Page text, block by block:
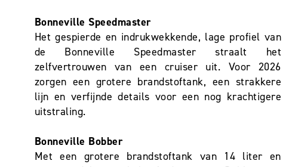
Bonneville Speedmaster
Het gespierde en indrukwekkende, lage profiel van
de Bonneville Speedmaster straalt het
zelfvertrouwen van een cruiser uit. Voor 2026
zorgen een grotere brandstoftank, een strakkere
lijn en verfijnde details voor een nog krachtigere
uitstraling.
Bonneville Bobber
Met een grotere brandstoftank van 14 liter en